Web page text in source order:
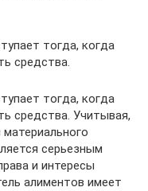
тогда, когда
средства.
тогда, когда
средства. Учитывая,
серьезным
и интересы
алиментов имеет